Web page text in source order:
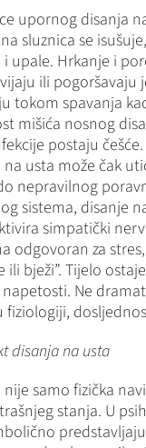
upornog disanja
sluznica se
i upale. Hrkanje i
ili pogoršavaju
tokom spavanja
mišića nosnog
postaju
usta može čak
nepravilnog
sistema, disanje
simpatički
odgovoran za
ili bježi”. Tijelo
Ne
fiziologiji,
disanja na usta
samo fizička
stanja. U